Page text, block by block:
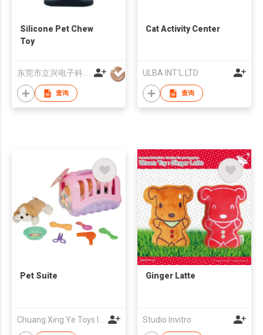
Silicone Pet Chew
Toy
东莞市立兴电子科技有限公司
查询
Cat Activity Center
ULBA INT'L LTD
查询
Pet Suite
Chuang Xing Ye Toys Industrial Co., Ltd.
Ginger Latte
Studio Invitro